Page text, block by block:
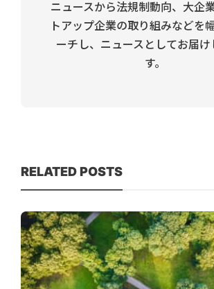
ニュースから法規制動向、大企
トアップ企業の取り組みなどを
ーチし、ニュースとしてお届け
す。
RELATED POSTS